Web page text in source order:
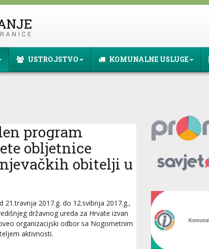
USTROJSTVO KOMUNALNE USLUGE
program
obljetnice
obitelji u
2017.g. do 12.svibnja 2017.g.,
državnog ureda za Hrvate izvan
organizacijski odbor sa Nogometnim
aktivnosti.